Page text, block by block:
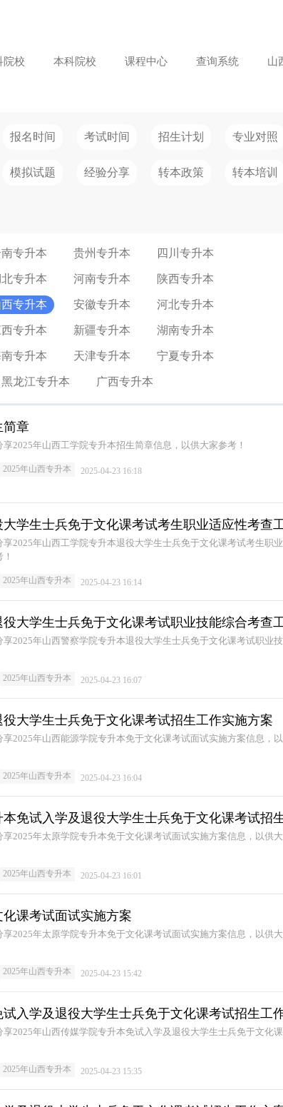
院校 本科院校 课程中心 查询系统 山
报名时间 考试时间 招生计划 专业对照
模拟试题 经验分享 转本政策 转本培训
专升本 贵州专升本 四川专升本
专升本 河南专升本 陕西专升本
专升本 安徽专升本 河北专升本
专升本 新疆专升本 湖南专升本
专升本 天津专升本 宁夏专升本
黑龙江专升本 广西专升本
简章
2025年山西工学院专升本招生简章信息，以供大家参考！
2025年山西专升本 2025-04-23 16:18
学生士兵免于文化课考试考生职业适应性考查工
2025年山西工学院专升本退役大学生士兵免于文化课考试考生职
2025年山西专升本 2025-04-23 16:14
大学生士兵免于文化课考试职业技能综合考查工
2025年山西警察学院专升本退役大学生士兵免于文化课考试职业
2025年山西专升本 2025-04-23 16:07
大学生士兵免于文化课考试招生工作实施方案
2025年山西能源学院专升本免于文化课考试面试实施方案信息，
2025年山西专升本 2025-04-23 16:04
免试入学及退役大学生士兵免于文化课考试招
2025年太原学院专升本免于文化课考试面试实施方案信息，以供
2025年山西专升本 2025-04-23 16:01
课考试面试实施方案
2025年太原学院专升本免于文化课考试面试实施方案信息，以供
2025年山西专升本 2025-04-23 15:42
入学及退役大学生士兵免于文化课考试招生工作
2025年山西传媒学院专升本免试入学及退役大学生士兵免于文化
2025年山西专升本 2025-04-23 15:35